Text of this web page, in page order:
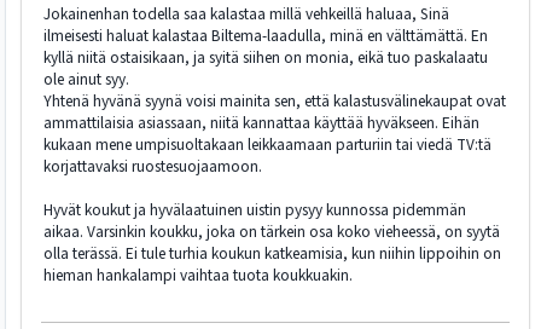
Jokainenhan todella saa kalastaa millä vehkeillä haluaa, Sinä
ilmeisesti haluat kalastaa Biltema-laadulla, minä en välttämättä. En
kyllä niitä ostaisikaan, ja syitä siihen on monia, eikä tuo paskalaatu
ole ainut syy.
Yhtenä hyvänä syynä voisi mainita sen, että kalastusvälinekaupat ovat
ammattilaisia asiassaan, niitä kannattaa käyttää hyväkseen. Eihän
kukaan mene umpisuoltakaan leikkaamaan parturiin tai viedä TV:tä
korjattavaksi ruostesuojaamoon.
Hyvät koukut ja hyvälaatuinen uistin pysyy kunnossa pidemmän
aikaa. Varsinkin koukku, joka on tärkein osa koko vieheessä, on syytä
olla terässä. Ei tule turhia koukun katkeamisia, kun niihin lippoihin on
hieman hankalampi vaihtaa tuota koukkuakin.